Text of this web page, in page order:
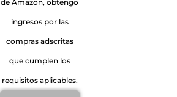
de Amazon, obtengo
ingresos por las
compras adscritas
que cumplen los
requisitos aplicables.